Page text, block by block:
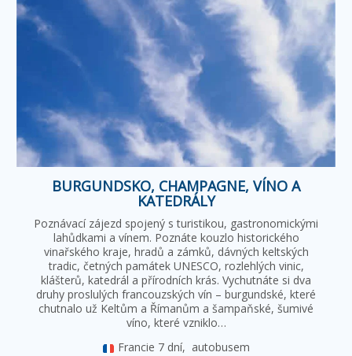
BURGUNDSKO, CHAMPAGNE, VÍNO A
KATEDRÁLY
Poznávací zájezd spojený s turistikou, gastronomickými
lahůdkami a vínem. Poznáte kouzlo historického
vinařského kraje, hradů a zámků, dávných keltských
tradic, četných památek UNESCO, rozlehlých vinic,
klášterů, katedrál a přírodních krás. Vychutnáte si dva
druhy proslulých francouzských vín – burgundské, které
chutnalo už Keltům a Římanům a šampaňské, šumivé
víno, které vzniklo…
Francie 7 dní, autobusem